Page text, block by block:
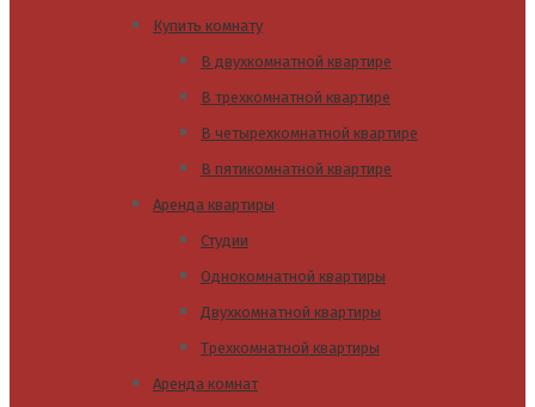
Купить комнату
В двухкомнатной квартире
В трехкомнатной квартире
В четырехкомнатной квартире
В пятикомнатной квартире
Аренда квартиры
Студии
Однокомнатной квартиры
Двухкомнатной квартиры
Трехкомнатной квартиры
Аренда комнат